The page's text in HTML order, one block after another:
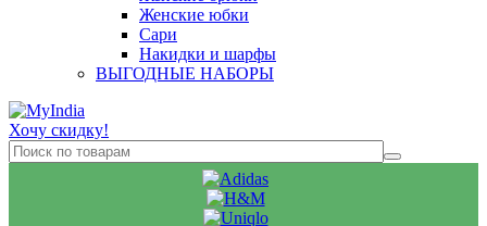
Женские юбки
Сари
Накидки и шарфы
ВЫГОДНЫЕ НАБОРЫ
Хочу скидку!